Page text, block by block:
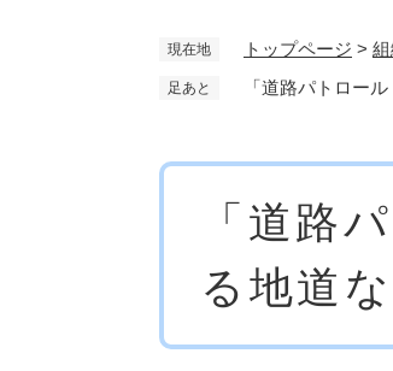
現在地 トップページ >
足あと 「道路パトロー
「道路
る地道な